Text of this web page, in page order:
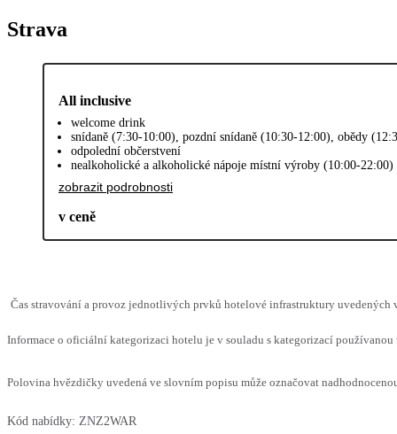
Strava
All inclusive
welcome drink
snídaně (7:30-10:00), pozdní snídaně (10:30-12:00), obědy
odpolední občerstvení
nealkoholické a alkoholické nápoje místní výroby (10:00-22:00)
zobrazit podrobnosti
v ceně
Čas stravování a provoz jednotlivých prvků hotelové infrastruktury uvedených
Informace o oficiální kategorizaci hotelu je v souladu s kategorizací
Polovina hvězdičky uvedená ve slovním popisu může označovat
Kód nabídky: ZNZ2WAR